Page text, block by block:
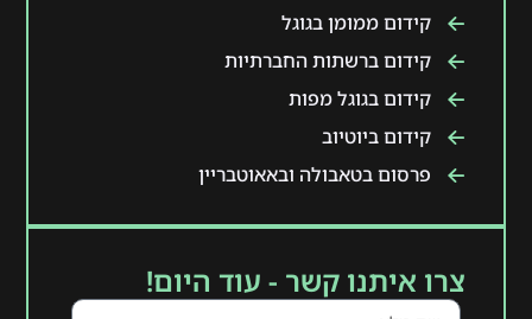
קידום ממומן בגוגל
קידום ברשתות החברתיות
קידום בגוגל מפות
קידום ביוטיוב
פרסום בטאבולה ובאאוטבריין
צרו איתנו קשר - עוד היום!